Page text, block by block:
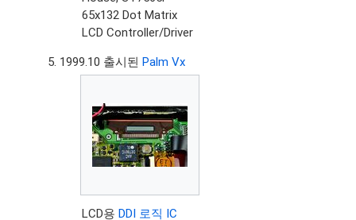
65x132 Dot Matrix
LCD Controller/Driver
1999.10 출시된Palm Vx
LCD용DDI 로직 IC